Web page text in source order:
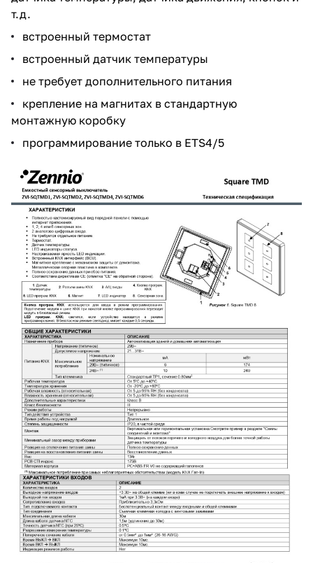
т.д.
встроенный термостат
встроенный датчик температуры
не требует дополнительного питания
крепление на магнитах в стандартную
монтажную коробку
программирование только в ETS4/5